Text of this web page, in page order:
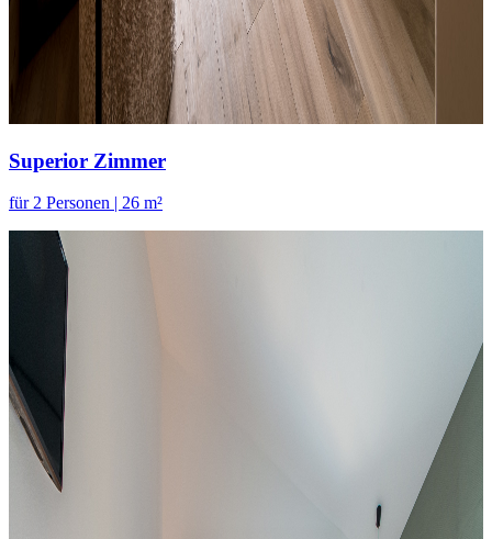
Superior Zimmer
für 2 Personen | 26 m²